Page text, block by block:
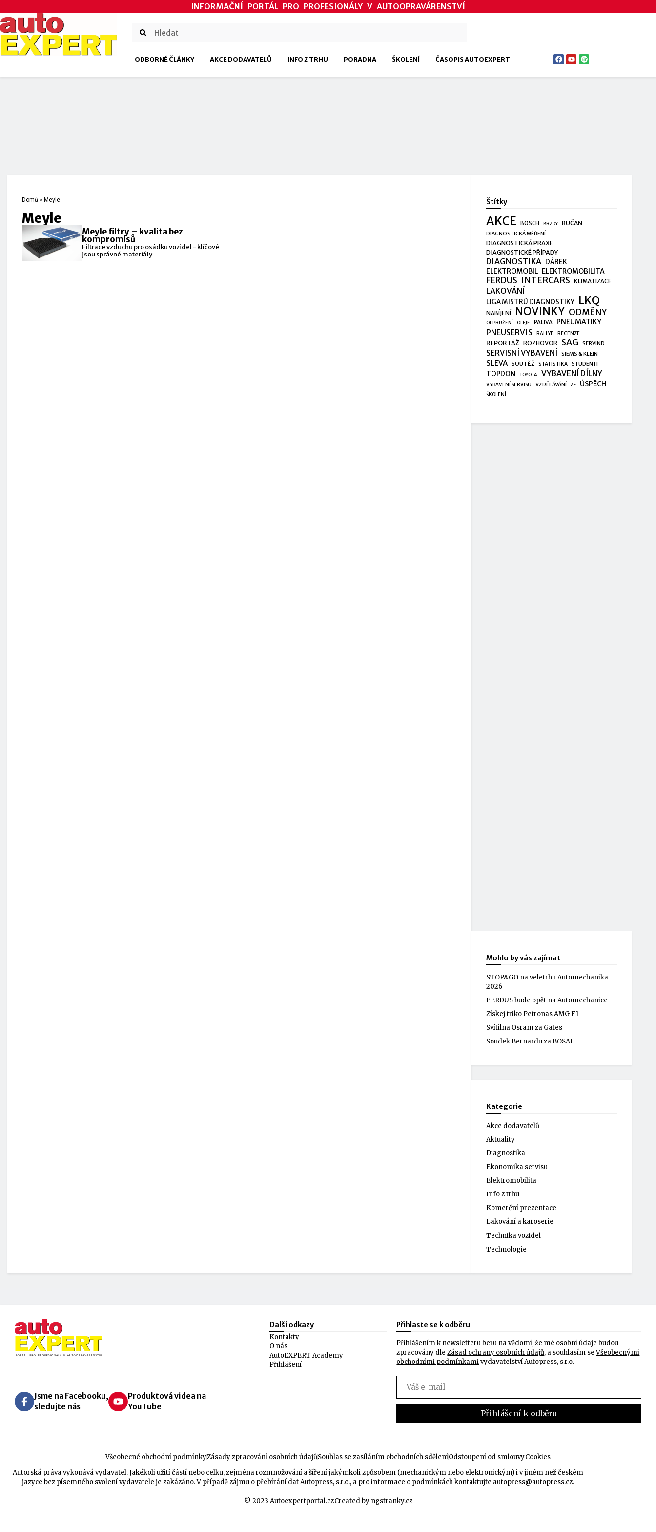
INFORMAČNÍ PORTÁL PRO PROFESIONÁLY V AUTOOPRAVÁRENSTVÍ
ODBORNÉ ČLÁNKY AKCE DODAVATELŮ INFO Z TRHU PORADNA ŠKOLENÍ ČASOPIS AUTOEXPERT
Domů » Meyle
Meyle
Meyle filtry – kvalita bez
kompromisů
Filtrace vzduchu pro osádku vozidel - klíčové
jsou správné materiály
Štítky
AKCE BOSCH BRZDY BUČAN
DIAGNOSTICKÁ MĚŘENÍ
DIAGNOSTICKÁ PRAXE
DIAGNOSTICKÉ PŘÍPADY
DIAGNOSTIKA DÁREK
ELEKTROMOBIL ELEKTROMOBILITA
FERDUS INTERCARS KLIMATIZACE
LAKOVÁNÍ
LIGA MISTRŮ DIAGNOSTIKY LKQ
NABÍJENÍ NOVINKY ODMĚNY
ODPRUŽENÍ OLEJE PALIVA PNEUMATIKY
PNEUSERVIS RALLYE RECENZE
REPORTÁŽ ROZHOVOR SAG SERVIND
SERVISNÍ VYBAVENÍ SIEMS & KLEIN
SLEVA SOUTĚŽ STATISTIKA STUDENTI
TOPDON TOYOTA VYBAVENÍ DÍLNY
VYBAVENÍ SERVISU VZDĚLÁVÁNÍ ZF ÚSPĚCH
ŠKOLENÍ
Mohlo by vás zajímat
STOP&GO na veletrhu Automechanika
2026
FERDUS bude opět na Automechanice
Získej triko Petronas AMG F1
Svítilna Osram za Gates
Soudek Bernardu za BOSAL
Kategorie
Akce dodavatelů
Aktuality
Diagnostika
Ekonomika servisu
Elektromobilita
Info z trhu
Komerční prezentace
Lakování a karoserie
Technika vozidel
Technologie
Další odkazy
Kontakty
O nás
AutoEXPERT Academy
Přihlášení
Přihlaste se k odběru
Přihlášením k newsletteru beru na vědomí, že mé osobní údaje budou
zpracovány dleZásad ochrany osobních údajů, a souhlasím seVšeobecnými
obchodními podmínkamivydavatelství Autopress, s.r.o.
Jsme na Facebooku,
sledujte nás
Produktová videa na
YouTube
Všeobecné obchodní podmínkyZásady zpracování osobních údajůSouhlas se zasíláním obchodních sděleníOdstoupení od smlouvyCookies
Autorská práva vykonává vydavatel. Jakékoli užití částí nebo celku, zejména rozmnožování a šíření jakýmkoli způsobem (mechanickým nebo elektronickým) i v jiném než českém
jazyce bez písemného svolení vydavatele je zakázáno. V případě zájmu o přebírání dat Autopress, s.r.o., a pro informace o podmínkách kontaktujte autopress@autopress.cz.
© 2023 Autoexpertportal.czCreated by ngstranky.cz